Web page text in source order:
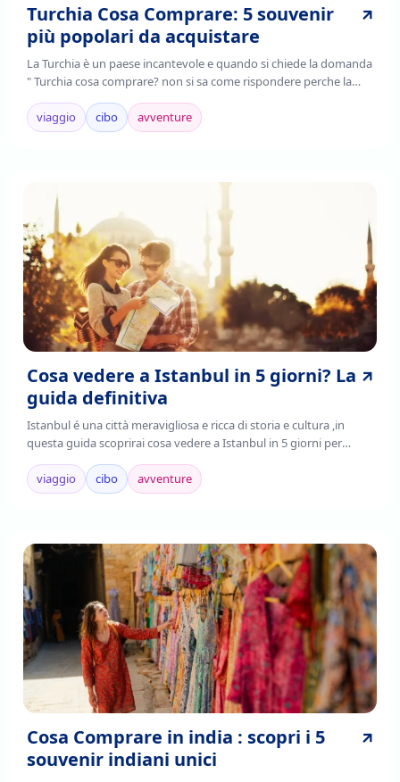
Turchia Cosa Comprare: 5 souvenir
più popolari da acquistare
La Turchia è un paese incantevole e quando si chiede la domanda
" Turchia cosa comprare? non si sa come rispondere perche la
Turchia è un paese ricco di tante arti e pezzi di storia da aquistare,
Continua a leggere per sapere i souvenir della Turchia da
aquistare!
viaggio cibo avventure
Cosa vedere a Istanbul in 5 giorni? La
guida definitiva
Istanbul é una città meravigliosa e ricca di storia e cultura ,in
questa guida scoprirai cosa vedere a Istanbul in 5 giorni per
poter pianificare un viaggio indimenticabile. Leggi la guida per
più info!
viaggio cibo avventure
Cosa Comprare in india : scopri i 5
souvenir indiani unici